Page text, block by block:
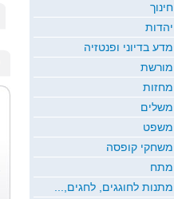
חינוך
יהדות
מדע בדיוני ופנטזיה
מורשת
מחזות
משלים
משפט
משחקי קופסה
מתח
מתנות לחוגגים, לחגים,...